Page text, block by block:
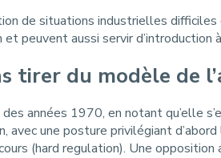
de situations industrielles
peuvent aussi servir
tirer du modèle de
années 1970, en notant qu’elle
avec une posture privilégiant
(hard regulation). Une